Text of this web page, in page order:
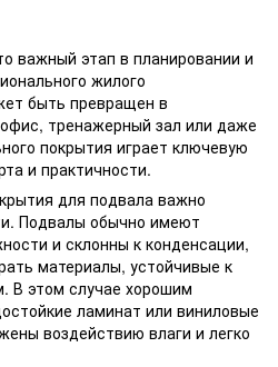
важный этап в планировании и
жилого
быть превращен в
тренажерный зал или даже
покрытия играет ключевую
и практичности.
для подвала важно
Подвалы обычно имеют
и склонны к конденсации,
материалы, устойчивые к
В этом случае хорошим
ламинат или виниловые
воздействию влаги и легко